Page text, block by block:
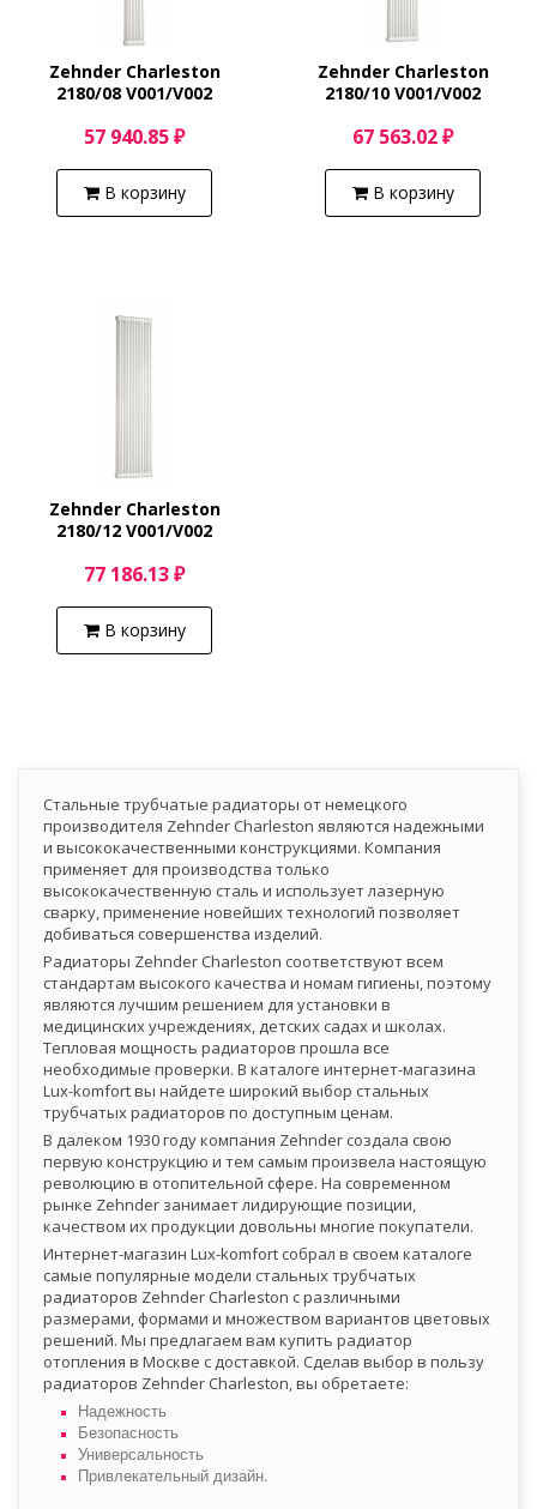
Zehnder Charleston
2180/08 V001/V002
57 940.85 ₽
В корзину
Zehnder Charleston
2180/10 V001/V002
67 563.02 ₽
В корзину
Zehnder Charleston
2180/12 V001/V002
77 186.13 ₽
В корзину
Стальные трубчатые радиаторы от немецкого
производителя Zehnder Charleston являются надежными
и высококачественными конструкциями. Компания
применяет для производства только
высококачественную сталь и использует лазерную
сварку, применение новейших технологий позволяет
добиваться совершенства изделий.
Радиаторы Zehnder Charleston соответствуют всем
стандартам высокого качества и номам гигиены, поэтому
являются лучшим решением для установки в
медицинских учреждениях, детских садах и школах.
Тепловая мощность радиаторов прошла все
необходимые проверки. В каталоге интернет-магазина
Lux-komfort вы найдете широкий выбор стальных
трубчатых радиаторов по доступным ценам.
В далеком 1930 году компания Zehnder создала свою
первую конструкцию и тем самым произвела настоящую
революцию в отопительной сфере. На современном
рынке Zehnder занимает лидирующие позиции,
качеством их продукции довольны многие покупатели.
Интернет-магазин Lux-komfort собрал в своем каталоге
самые популярные модели стальных трубчатых
радиаторов Zehnder Charleston с различными
размерами, формами и множеством вариантов цветовых
решений. Мы предлагаем вам купить радиатор
отопления в Москве с доставкой. Сделав выбор в пользу
радиаторов Zehnder Charleston, вы обретаете:
Надежность
Безопасность
Универсальность
Привлекательный дизайн.